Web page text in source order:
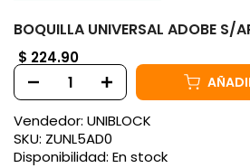
BOQUILLA UNIVERSAL ADOBE S/
$ 224.90
Vendedor: UNIBLOCK
SKU: ZUNL5AD0
Disponibilidad: En stock